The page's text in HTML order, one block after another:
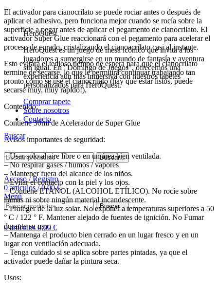
HeroQuest
HeroQuest es un juego de mesa icónico que invita a los
jugadores a sumergirse en un mundo de fantasía y aventura
sin igual. En "Domingo de Juegos", ofrecemos una
experiencia aún más inmersiva con nuestros tapetes
personalizados para HeroQuest.
Comprar tapete
Sobre nosotros
Contacto
Buscar
Buscar...
Acceso / Registro
0 artículos / 0,00€
Menú
Buscar...
0artículos 0,00 €
El activador para cianocrilato se puede rociar antes o después de
aplicar el adhesivo, pero funciona mejor cuando se rocía sobre la
superficie a pegar antes de aplicar el pegamento de cianocrilato. El
activador Super Glue reaccionará con el pegamento para acelerar el
proceso de curado, cristalizando el cianoacrilato casi al instante.
Esto evitará el tedioso tiempo de espera para que el cianocrilato
termine de secarse, lo que le permitirá continuar trabajando tan
pronto como se use el cianocrilato (hay que estar listos, puede
secarse muy, muy rápido!).
Contenido:
Contiene 30ml de Acelerador de Super Glue
Avisos importantes de seguridad:
– Usar solo al aire libre o en un área bien ventilada.
– No respirar gases / humos / vapores
– Mantener fuera del alcance de los niños.
– Evitar el contacto con la piel y los ojos.
– Contiene ETANOL (ALCOHOL ETÍLICO). No rocíe sobre
llamas ni sobre ningún material incandescente.
– Proteger de la luz solar. No exponer a temperaturas superiores a 50
° C / 122 ° F. Mantener alejado de fuentes de ignición. No Fumar
durante su uso.
– Mantenga el producto bien cerrado en un lugar fresco y en un
lugar con ventilación adecuada.
– Tenga cuidado si se aplica sobre partes pintadas, ya que el
activador puede dañar la pintura seca.
Usos: